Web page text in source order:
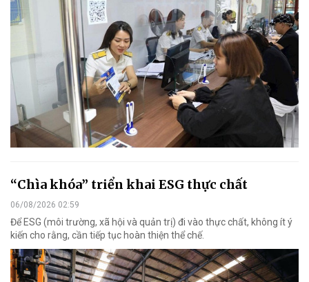
“Chìa khóa” triển khai ESG thực chất
06/08/2026 02:59
Để ESG (môi trường, xã hội và quản trị) đi vào thực chất, không ít ý
kiến cho rằng, cần tiếp tục hoàn thiện thể chế.